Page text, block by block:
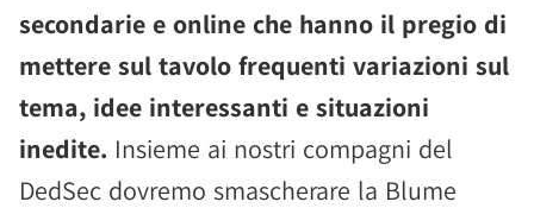
secondarie e online che hanno il pregio di
mettere sul tavolo frequenti variazioni sul
tema, idee interessanti e situazioni
inedite. Insieme ai nostri compagni del
DedSec dovremo smascherare la Blume